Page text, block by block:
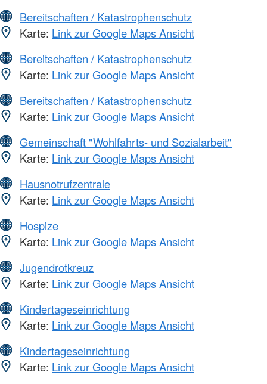
Bereitschaften / Katastrophenschutz
Karte: Link zur Google Maps Ansicht
Bereitschaften / Katastrophenschutz
Karte: Link zur Google Maps Ansicht
Bereitschaften / Katastrophenschutz
Karte: Link zur Google Maps Ansicht
Gemeinschaft "Wohlfahrts- und Sozialarbeit"
Karte: Link zur Google Maps Ansicht
Hausnotrufzentrale
Karte: Link zur Google Maps Ansicht
Hospize
Karte: Link zur Google Maps Ansicht
Jugendrotkreuz
Karte: Link zur Google Maps Ansicht
Kindertageseinrichtung
Karte: Link zur Google Maps Ansicht
Kindertageseinrichtung
Karte: Link zur Google Maps Ansicht